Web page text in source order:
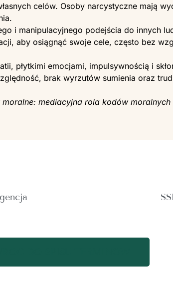
celów. Osoby narcystyczne mają
i manipulacyjnego podejścia do innych
aby osiągnąć swoje cele, często bez
płytkimi emocjami, impulsywnością i
brak wyrzutów sumienia oraz
mediacyjna rola kodów